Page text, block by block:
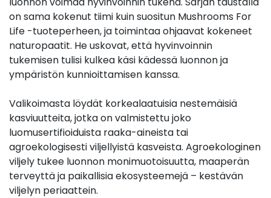
on sama kokenut tiimi kuin suositun Mushrooms For
Life -tuoteperheen, ja toimintaa ohjaavat kokeneet
naturopaatit. He uskovat, että hyvinvoinnin
tukemisen tulisi kulkea käsi kädessä luonnon ja
ympäristön kunnioittamisen kanssa.
Valikoimasta löydät korkealaatuisia nestemäisiä
kasviuutteita, jotka on valmistettu joko
luomusertifioiduista raaka-aineista tai
agroekologisesti viljellyistä kasveista. Agroekologinen
viljely tukee luonnon monimuotoisuutta, maaperän
terveyttä ja paikallisia ekosysteemejä – kestävän
viljelyn periaattein.